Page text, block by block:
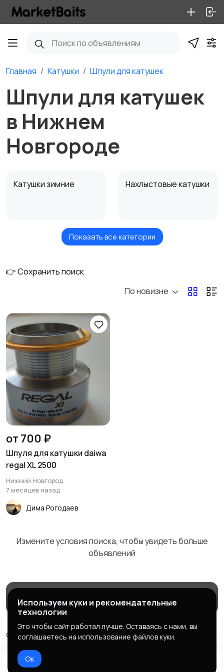
Главная Катушки Шпули для катушек
Шпули для катушек
в Нижнем
Новгороде
Катушки зимние Нахлыстовые катушки
Инерционные
Шпули для катушек
катушек
Мультипликаторные
Безынерционные
катушки
Показать все категории
👉 Сохранить поиск
По новизне
от 700 ₽
Шпуля для катушки daiwa
regal XL 2500
Нижний Новгород
7 месяцев назад
Дима Рогодаев
Измените условия поиска, чтобы увидеть больше
объявлений
Магазины
© 2026 МаркетБейтс - рыболовный маркетплейс
Правила сервиса
Используем куки и рекомендательные
технологии
Это чтобы сайт работал лучше. Оставаясь с нами, вы
соглашаетесь на использование файлов куки.
Ок